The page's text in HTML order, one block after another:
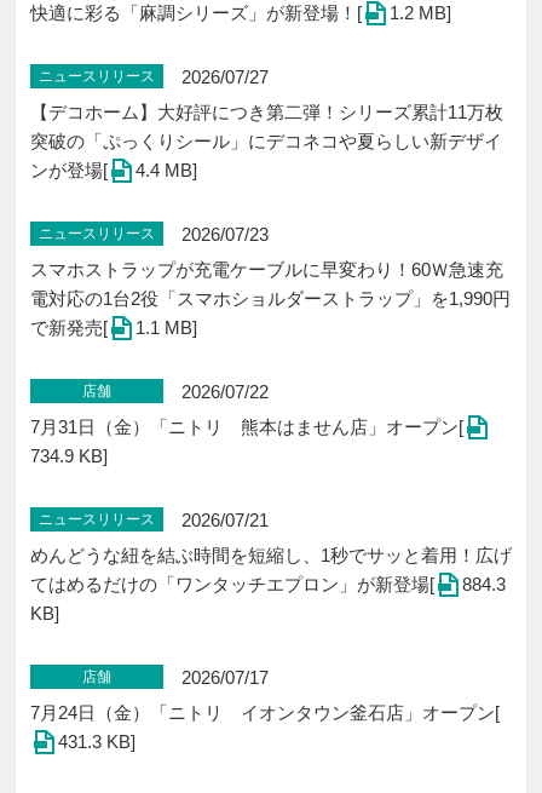
快適に彩る「麻調シリーズ」が新登場！[
1.2 MB]
ニュースリリース
2026/07/27
【デコホーム】大好評につき第二弾！シリーズ累計11万枚
突破の「ぷっくりシール」にデコネコや夏らしい新デザイ
ンが登場[
4.4 MB]
ニュースリリース
2026/07/23
スマホストラップが充電ケーブルに早変わり！60Ｗ急速充
電対応の1台2役「スマホショルダーストラップ」を1,990円
で新発売[
1.1 MB]
店舗
2026/07/22
7月31日（金）「ニトリ 熊本はません店」オープン[
734.9 KB]
ニュースリリース
2026/07/21
めんどうな紐を結ぶ時間を短縮し、1秒でサッと着用！広げ
てはめるだけの「ワンタッチエプロン」が新登場[
884.3
KB]
店舗
2026/07/17
7月24日（金）「ニトリ イオンタウン釜石店」オープン[
431.3 KB]